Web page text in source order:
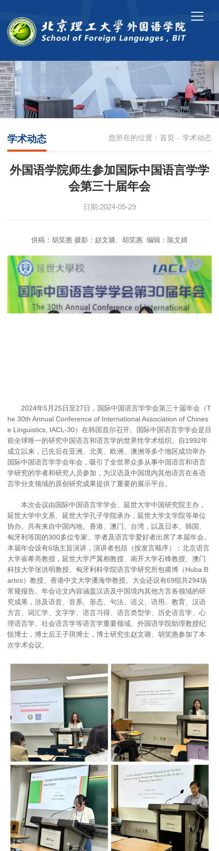
您所在的位置： 首页 - 学术动态
学术动态
外国语学院师生参加国际中国语言学学
会第三十届年会
日期:2024-05-29
供稿：胡笑惠 摄影：赵文璐、胡笑惠 编辑：陈文婧
2024年5月25日至27日，国际中国语言学学会第三十届年会（T
he 30th Annual Conference of International Association of Chines
e Linguistics , IACL-30）在韩国首尔召开。国际中国语言学学会是目
前全球唯一的研究中国语言和语言学的世界性学术组织。自1992年
成立以来，已先后在亚洲、北美、欧洲、澳洲等多个地区成功举办
国际中国语言学学会年会，吸引了全世界众多从事中国语言和语言
学研究的学者和研究人员参加，为汉语及中国境内其他语言在各语
言学分支领域的原创研究成果提供了重要的展示平台。
本次会议由国际中国语言学学会、延世大学中国研究院主办，
延世大学中文系、延世大学孔子学院承办，延世大学文学院等单位
协办。共有来自中国内地、香港、澳门、台湾，以及日本、韩国、
匈牙利等国的300多位专家、学者及语言学爱好者出席了本届年会。
本届年会设有6场主旨演讲，演讲者包括（按发言顺序）：北京语言
大学崔希亮教授，延世大学严翼相教授、南开大学石锋教授、澳门
科技大学张洪明教授、匈牙利科学院语言学研究所包甫博（Huba B
artos）教授、香港中文大学潘海华教授。大会还设有69组共294场
常规报告。年会论文内容涵盖汉语及中国境内其他方言各领域的研
究成果，涉及语音、音系、形态、句法、语义、语用、教育、汉语
方言、词汇学、文字学、语言习得、语言类型学、历史语言学、心
理语言学、社会语言学等语言学重要领域。外国语学院助理教授纪
悦博士，博士后王子琪博士，博士研究生赵文璐、胡笑惠参加了本
次学术会议。